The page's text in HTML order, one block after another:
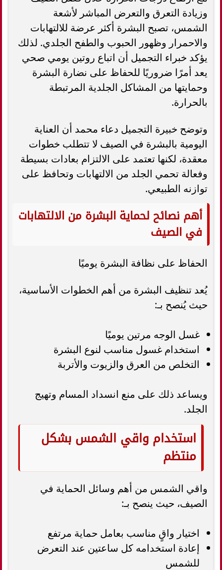
وزيادة التعرق والتعرض المباشر لأشعة
الشمس، تصبح البشرة أكثر عرضة للالتهابات
والاحمرار وظهور الحبوب والطفح الجلدي. لذلك
يؤكد خبراء التجميل أن اتباع روتين يومي صحي
يعد أمرًا ضروريًا للحفاظ على نضارة البشرة
وحمايتها من المشاكل الجلدية المرتبطة
بالحرارة.
وتوضح خبيرة التجميل دعاء محمد أن العناية
اليومية بالبشرة في الصيف لا تتطلب خطوات
معقدة، لكنها تعتمد على الالتزام بعادات بسيطة
وفعالة تحمي الجلد من الالتهابات وتحافظ على
توازنه الطبيعي.
أهم نصائح لحماية البشرة من الالتهابات
في الصيف
الحفاظ على نظافة البشرة يوميًا
يُعد تنظيف البشرة من أهم الخطوات الأساسية،
حيث يُنصح بـ:
غسل الوجه مرتين يوميًا
استخدام غسول مناسب لنوع البشرة
التخلص من العرق والزيوت والأتربة
ويساعد ذلك على منع انسداد المسام وتهيج
الجلد.
استخدام واقي الشمس بشكل
منتظم
واقي الشمس من أهم وسائل الحماية في
الصيف، حيث ينصح بـ:
اختيار واقٍ مناسب بعامل حماية مرتفع
إعادة استخدامه كل ساعتين عند التعرض
للشمس